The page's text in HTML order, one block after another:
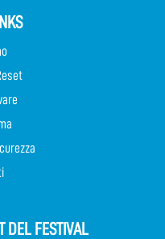
DEL FESTIVAL